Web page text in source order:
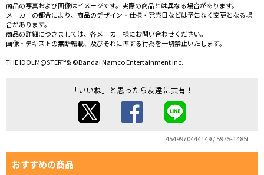
商品の写真および画像はイメージです。実際の商品とは異なる場合があります。
メーカーの都合により、商品のデザイン・仕様・発売日などは予告なく変更となる場
合があります。
商品の詳細につきましては、各メーカー様にお問い合わせください。
画像・テキストの無断転載、及びそれに準ずる行為を一切禁止いたします。
THE IDOLM@STER™& ©Bandai Namco Entertainment Inc.
「いいね」と思ったら友達に共有！
4549970444149 / 5975-1485L
おすすめの商品